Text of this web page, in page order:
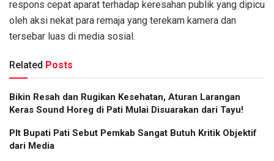
respons cepat aparat terhadap keresahan publik yang dipicu
oleh aksi nekat para remaja yang terekam kamera dan
tersebar luas di media sosial.
Related Posts
Bikin Resah dan Rugikan Kesehatan, Aturan Larangan
Keras Sound Horeg di Pati Mulai Disuarakan dari Tayu!
Plt Bupati Pati Sebut Pemkab Sangat Butuh Kritik Objektif
dari Media